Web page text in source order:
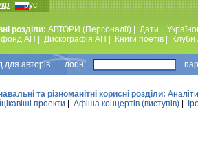
рус
розділи: АВТОРИ (Персоналії) Дати
АП
Дискографiя АП Книги поетiв Клуби
для авторiв логін:
та різноманітні корисні розділи:
проекти
Афіша концертів (виступів)